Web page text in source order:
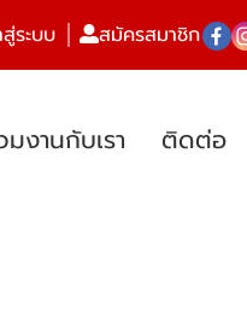
สู่ระบบ สมัครสมาชิก
มงานกับเรา
ติดต่อ